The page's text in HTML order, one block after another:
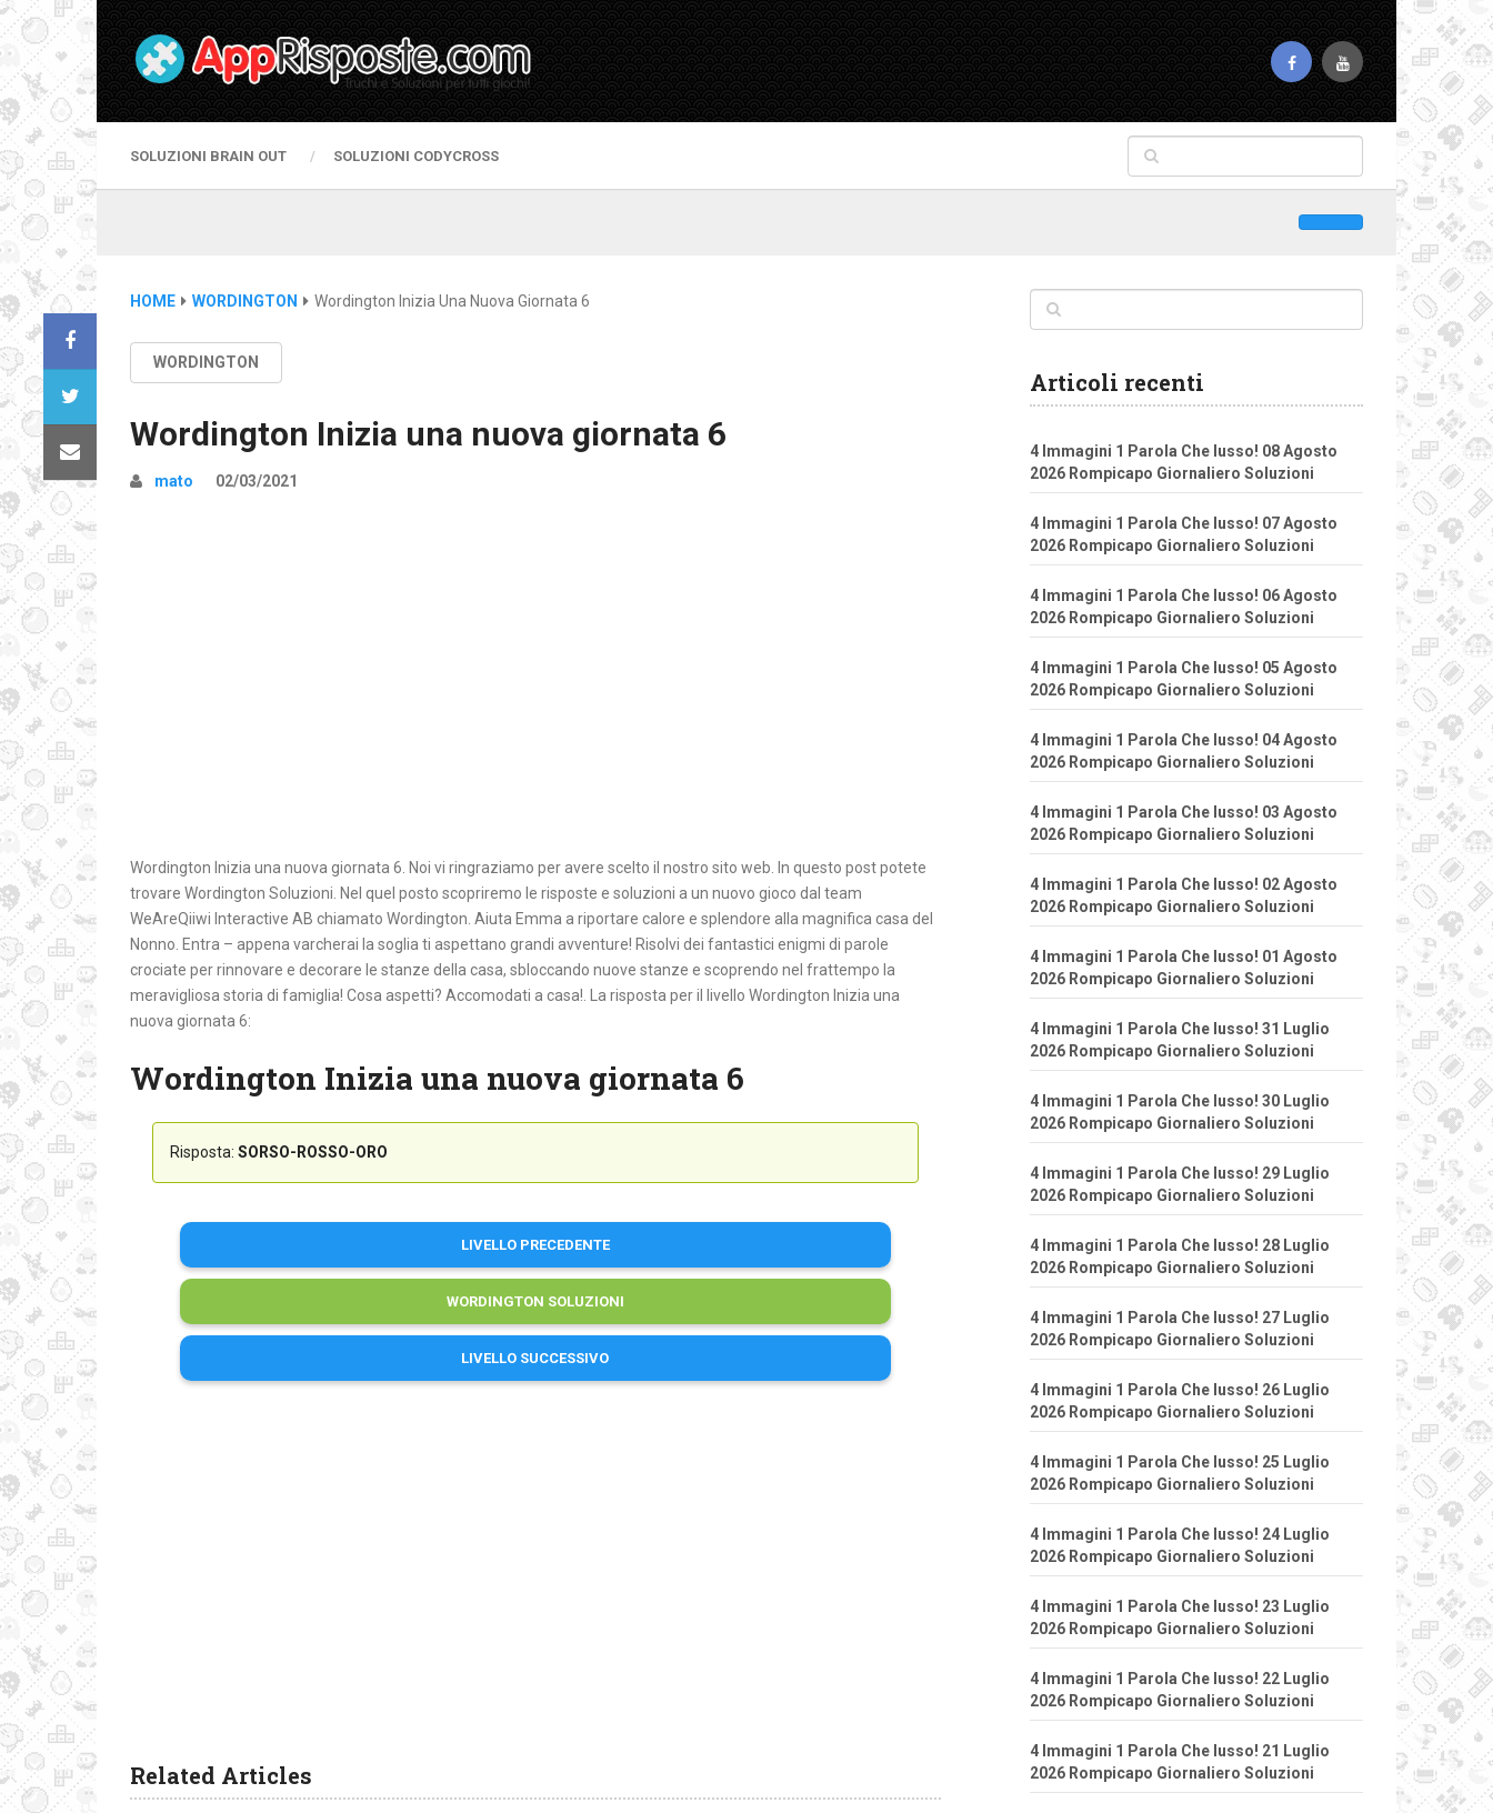
SOLUZIONI BRAIN OUT SOLUZIONI CODYCROSS
HOME WORDINGTON Wordington Inizia Una Nuova Giornata 6
WORDINGTON
Wordington Inizia una nuova giornata 6
mato 02/03/2021
Wordington Inizia una nuova giornata 6. Noi vi ringraziamo per avere scelto il nostro sito web. In questo post potete
trovare Wordington Soluzioni. Nel quel posto scopriremo le risposte e soluzioni a un nuovo gioco dal team
WeAreQiiwi Interactive AB chiamato Wordington. Aiuta Emma a riportare calore e splendore alla magnifica casa del
Nonno. Entra – appena varcherai la soglia ti aspettano grandi avventure! Risolvi dei fantastici enigmi di parole
crociate per rinnovare e decorare le stanze della casa, sbloccando nuove stanze e scoprendo nel frattempo la
meravigliosa storia di famiglia! Cosa aspetti? Accomodati a casa!. La risposta per il livello Wordington Inizia una
nuova giornata 6:
Wordington Inizia una nuova giornata 6
Risposta: SORSO-ROSSO-ORO
LIVELLO PRECEDENTE
WORDINGTON SOLUZIONI
LIVELLO SUCCESSIVO
Related Articles
Articoli recenti
4 Immagini 1 Parola Che lusso! 08 Agosto
2026 Rompicapo Giornaliero Soluzioni
4 Immagini 1 Parola Che lusso! 07 Agosto
2026 Rompicapo Giornaliero Soluzioni
4 Immagini 1 Parola Che lusso! 06 Agosto
2026 Rompicapo Giornaliero Soluzioni
4 Immagini 1 Parola Che lusso! 05 Agosto
2026 Rompicapo Giornaliero Soluzioni
4 Immagini 1 Parola Che lusso! 04 Agosto
2026 Rompicapo Giornaliero Soluzioni
4 Immagini 1 Parola Che lusso! 03 Agosto
2026 Rompicapo Giornaliero Soluzioni
4 Immagini 1 Parola Che lusso! 02 Agosto
2026 Rompicapo Giornaliero Soluzioni
4 Immagini 1 Parola Che lusso! 01 Agosto
2026 Rompicapo Giornaliero Soluzioni
4 Immagini 1 Parola Che lusso! 31 Luglio
2026 Rompicapo Giornaliero Soluzioni
4 Immagini 1 Parola Che lusso! 30 Luglio
2026 Rompicapo Giornaliero Soluzioni
4 Immagini 1 Parola Che lusso! 29 Luglio
2026 Rompicapo Giornaliero Soluzioni
4 Immagini 1 Parola Che lusso! 28 Luglio
2026 Rompicapo Giornaliero Soluzioni
4 Immagini 1 Parola Che lusso! 27 Luglio
2026 Rompicapo Giornaliero Soluzioni
4 Immagini 1 Parola Che lusso! 26 Luglio
2026 Rompicapo Giornaliero Soluzioni
4 Immagini 1 Parola Che lusso! 25 Luglio
2026 Rompicapo Giornaliero Soluzioni
4 Immagini 1 Parola Che lusso! 24 Luglio
2026 Rompicapo Giornaliero Soluzioni
4 Immagini 1 Parola Che lusso! 23 Luglio
2026 Rompicapo Giornaliero Soluzioni
4 Immagini 1 Parola Che lusso! 22 Luglio
2026 Rompicapo Giornaliero Soluzioni
4 Immagini 1 Parola Che lusso! 21 Luglio
2026 Rompicapo Giornaliero Soluzioni